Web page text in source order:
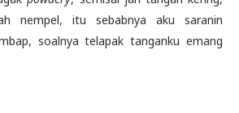
nempel, itu sebabnya aku saranin
soalnya telapak tanganku emang